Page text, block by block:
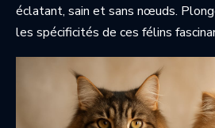
éclatant, sain et sans nœuds.
les spécificités de ces félins